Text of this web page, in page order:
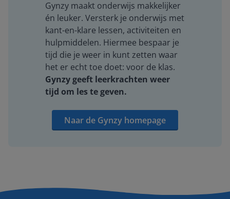
Gynzy maakt onderwijs makkelijker
én leuker. Versterk je onderwijs met
kant-en-klare lessen, activiteiten en
hulpmiddelen. Hiermee bespaar je
tijd die je weer in kunt zetten waar
het er echt toe doet: voor de klas.
Gynzy geeft leerkrachten weer
tijd om les te geven.
Naar de Gynzy homepage